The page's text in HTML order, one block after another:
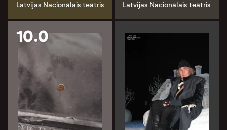
Latvijas Nacionālais teātris Latvijas Nacionālais teātris
10.0